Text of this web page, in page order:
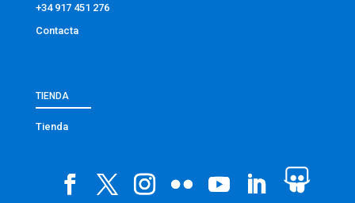
+34 917 451 276
Contacta
TIENDA
Tienda